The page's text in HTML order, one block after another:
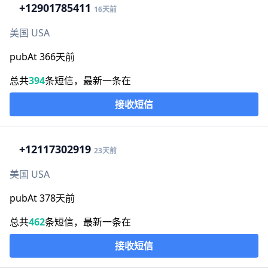
+12901785411 16天前
美国 USA
pubAt 366天前
总共394条短信，最新一条在
接收短信
+12117302919 23天前
美国 USA
pubAt 378天前
总共462条短信，最新一条在
接收短信